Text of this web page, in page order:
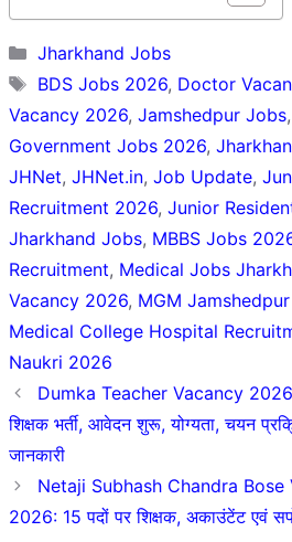
Categories
Jharkhand Jobs
Tags
BDS Jobs 2026, Doctor
Vacancy 2026, Jamshedpur Jobs,
Government Jobs 2026,
JHNet, JHNet.in, Job Update,
Recruitment 2026, Junior
Jharkhand Jobs, MBBS Jobs
Recruitment, Medical Jobs
Vacancy 2026, MGM
Medical College Hospital
Naukri 2026
Dumka Teacher Vacancy 2026:
शिक्षक भर्ती, आवेदन शुरू, योग्यता, चयन
जानकारी
Netaji Subhash Chandra
2026: 15 पदों पर शिक्षक, अकाउंटेंट एवं